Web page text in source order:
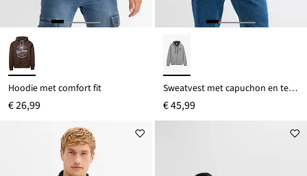
Hoodie met comfort fit
€ 26,99
Sweatvest met capuchon en teddy voering
€ 45,99